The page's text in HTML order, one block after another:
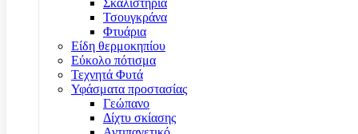
Τσουγκράνα
Φτυάρια
Είδη θερμοκηπίου
Εύκολο πότισμα
Τεχνητά Φυτά
Υφάσματα προστασίας
Γεώπανο
Δίχτυ σκίασης